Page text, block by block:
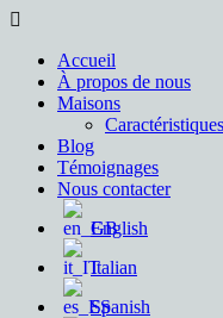
Accueil
À propos de nous
Maisons
Caractéristiques
Blog
Témoignages
Nous contacter
English
Italian
Spanish